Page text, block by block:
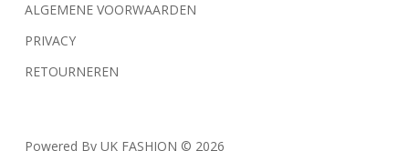
ALGEMENE VOORWAARDEN
PRIVACY
RETOURNEREN
Powered By UK FASHION © 2026